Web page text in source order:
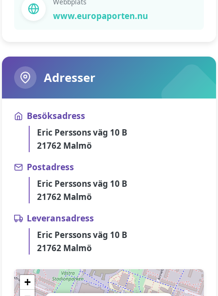
www.europaporten.nu
Adresser
Besöksadress
Eric Perssons väg 10 B
21762 Malmö
Postadress
Eric Perssons väg 10 B
21762 Malmö
Leveransadress
Eric Perssons väg 10 B
21762 Malmö
+